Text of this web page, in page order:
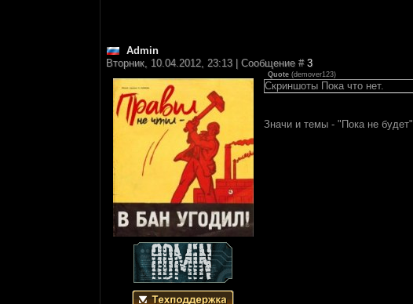
Аdmin
Вторник, 10.04.2012, 23:13 | Сообщение # 3
Quote (demover123)
Скриншоты Пока что нет.
Значи и темы - "Пока не будет"